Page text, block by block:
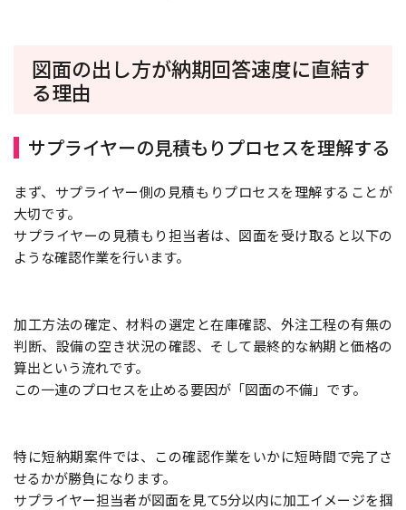
図面の出し方が納期回答速度に直結す
る理由
サプライヤーの見積もりプロセスを理解する
まず、サプライヤー側の見積もりプロセスを理解することが
大切です。
サプライヤーの見積もり担当者は、図面を受け取ると以下の
ような確認作業を行います。
加工方法の確定、材料の選定と在庫確認、外注工程の有無の
判断、設備の空き状況の確認、そして最終的な納期と価格の
算出という流れです。
この一連のプロセスを止める要因が「図面の不備」です。
特に短納期案件では、この確認作業をいかに短時間で完了さ
せるかが勝負になります。
サプライヤー担当者が図面を見て5分以内に加工イメージを掴